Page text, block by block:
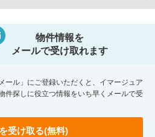
物件情報を
メールで受け取れます
ール」にご登録いただくと、イマージュア
件探しに役立つ情報をいち早くメールで受
受け取る(無料)